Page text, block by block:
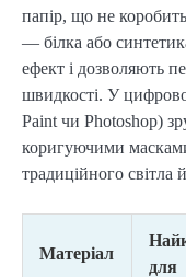
папір, що не
— білка або
ефект і дозволяють
швидкості. У
Paint чи Photoshop)
коригуючими
традиційного світла й
Матеріал
для